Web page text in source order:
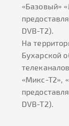
«Базовый»
DVB-T2).
На
Бухарской
«Микс-Т2»,
DVB-T2).